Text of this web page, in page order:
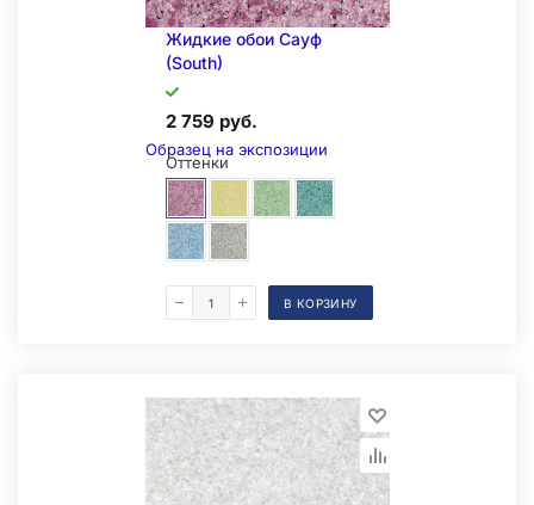
Образец на экспозиции
Складская позиция
Жидкие обои Сауф
(South)
2 759 руб.
Оттенки
В КОРЗИНУ